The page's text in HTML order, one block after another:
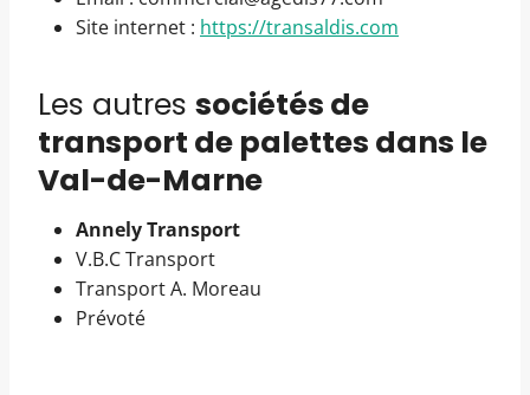
Site internet : https://transaldis.com
Les autres sociétés de
transport de palettes dans le
Val-de-Marne
Annely Transport
V.B.C Transport
Transport A. Moreau
Prévoté